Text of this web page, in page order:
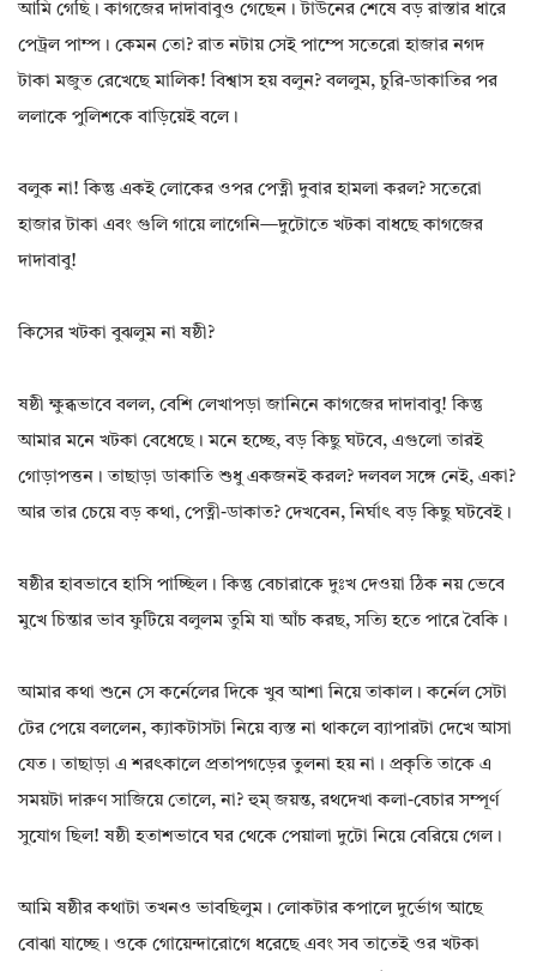
আমি গেছি। কাগজের দাদাবাবুও গেছেন। টাউনের শেষে বড় রাস্তার ধারে
পেট্রল পাম্প। কেমন তো? রাত নটায় সেই পাম্পে সতেরো হাজার নগদ
টাকা মজুত রেখেছে মালিক! বিশ্বাস হয় বলুন? বললুম, চুরি-ডাকাতির পর
ললাকে পুলিশকে বাড়িয়েই বলে।
বলুক না! কিন্তু একই লোকের ওপর পেত্নী দুবার হামলা করল? সতেরো
হাজার টাকা এবং গুলি গায়ে লাগেনি—দুটোতে খটকা বাধছে কাগজের
দাদাবাবু!
কিসের খটকা বুঝলুম না ষষ্ঠী?
ষষ্ঠী ক্ষুব্ধভাবে বলল, বেশি লেখাপড়া জানিনে কাগজের দাদাবাবু! কিন্তু
আমার মনে খটকা বেধেছে। মনে হচ্ছে, বড় কিছু ঘটবে, এগুলো তারই
গোড়াপত্তন। তাছাড়া ডাকাতি শুধু একজনই করল? দলবল সঙ্গে নেই, একা?
আর তার চেয়ে বড় কথা, পেত্নী-ডাকাত? দেখবেন, নির্ঘাৎ বড় কিছু ঘটবেই।
ষষ্ঠীর হাবভাবে হাসি পাচ্ছিল। কিন্তু বেচারাকে দুঃখ দেওয়া ঠিক নয় ভেবে
মুখে চিন্তার ভাব ফুটিয়ে বলুলম তুমি যা আঁচ করছ, সত্যি হতে পারে বৈকি।
আমার কথা শুনে সে কর্নেলের দিকে খুব আশা নিয়ে তাকাল। কর্নেল সেটা
টের পেয়ে বললেন, ক্যাকটাসটা নিয়ে ব্যস্ত না থাকলে ব্যাপারটা দেখে আসা
যেত। তাছাড়া এ শরৎকালে প্রতাপগড়ের তুলনা হয় না। প্রকৃতি তাকে এ
সময়টা দারুণ সাজিয়ে তোলে, না? হুম্ জয়ন্ত, রথদেখা কলা-বেচার সম্পূর্ণ
সুযোগ ছিল! ষষ্ঠী হতাশভাবে ঘর থেকে পেয়ালা দুটো নিয়ে বেরিয়ে গেল।
আমি ষষ্ঠীর কথাটা তখনও ভাবছিলুম। লোকটার কপালে দুর্ভোগ আছে
বোঝা যাচ্ছে। ওকে গোয়েন্দারোগে ধরেছে এবং সব তাতেই ওর খটকা